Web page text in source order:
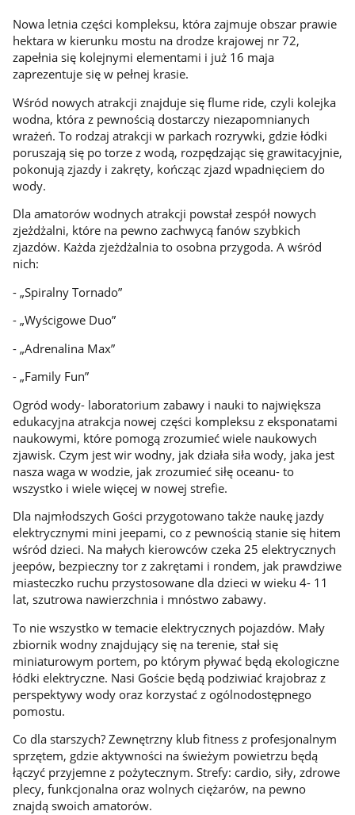
Nowa letnia części kompleksu, która zajmuje obszar prawie
hektara w kierunku mostu na drodze krajowej nr 72,
zapełnia się kolejnymi elementami i już 16 maja
zaprezentuje się w pełnej krasie.
Wśród nowych atrakcji znajduje się flume ride, czyli kolejka
wodna, która z pewnością dostarczy niezapomnianych
wrażeń. To rodzaj atrakcji w parkach rozrywki, gdzie łódki
poruszają się po torze z wodą, rozpędzając się grawitacyjnie,
pokonują zjazdy i zakręty, kończąc zjazd wpadnięciem do
wody.
Dla amatorów wodnych atrakcji powstał zespół nowych
zjeżdżalni, które na pewno zachwycą fanów szybkich
zjazdów. Każda zjeżdżalnia to osobna przygoda. A wśród
nich:
- „Spiralny Tornado”
- „Wyścigowe Duo”
- „Adrenalina Max”
- „Family Fun”
Ogród wody- laboratorium zabawy i nauki to największa
edukacyjna atrakcja nowej części kompleksu z eksponatami
naukowymi, które pomogą zrozumieć wiele naukowych
zjawisk. Czym jest wir wodny, jak działa siła wody, jaka jest
nasza waga w wodzie, jak zrozumieć siłę oceanu- to
wszystko i wiele więcej w nowej strefie.
Dla najmłodszych Gości przygotowano także naukę jazdy
elektrycznymi mini jeepami, co z pewnością stanie się hitem
wśród dzieci. Na małych kierowców czeka 25 elektrycznych
jeepów, bezpieczny tor z zakrętami i rondem, jak prawdziwe
miasteczko ruchu przystosowane dla dzieci w wieku 4- 11
lat, szutrowa nawierzchnia i mnóstwo zabawy.
To nie wszystko w temacie elektrycznych pojazdów. Mały
zbiornik wodny znajdujący się na terenie, stał się
miniaturowym portem, po którym pływać będą ekologiczne
łódki elektryczne. Nasi Goście będą podziwiać krajobraz z
perspektywy wody oraz korzystać z ogólnodostępnego
pomostu.
Co dla starszych? Zewnętrzny klub fitness z profesjonalnym
sprzętem, gdzie aktywności na świeżym powietrzu będą
łączyć przyjemne z pożytecznym. Strefy: cardio, siły, zdrowe
plecy, funkcjonalna oraz wolnych ciężarów, na pewno
znajdą swoich amatorów.